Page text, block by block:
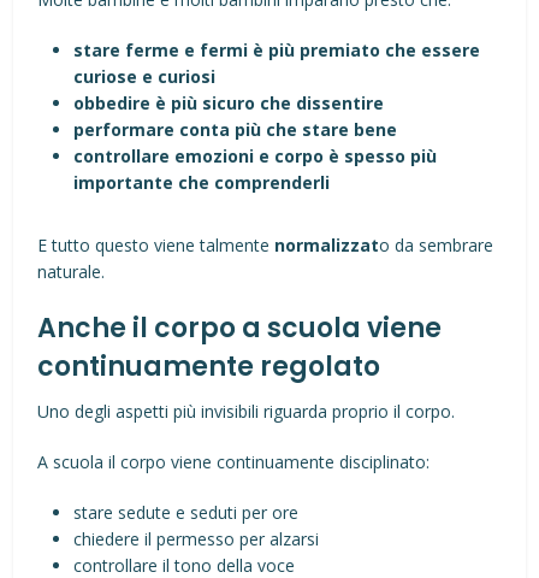
stare ferme e fermi è più premiato che essere
curiose e curiosi
obbedire è più sicuro che dissentire
performare conta più che stare bene
controllare emozioni e corpo è spesso più
importante che comprenderli
E tutto questo viene talmente normalizzato da sembrare
naturale.
Anche il corpo a scuola viene
continuamente regolato
Uno degli aspetti più invisibili riguarda proprio il corpo.
A scuola il corpo viene continuamente disciplinato:
stare sedute e seduti per ore
chiedere il permesso per alzarsi
controllare il tono della voce